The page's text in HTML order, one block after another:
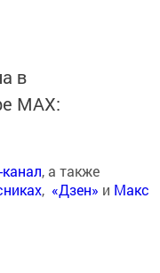
в
MАХ:
, а также
, «Дзен» и Макс